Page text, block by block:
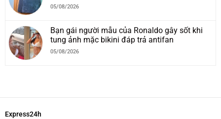
05/08/2026
Bạn gái người mẫu của Ronaldo gây sốt khi
tung ảnh mặc bikini đáp trả antifan
05/08/2026
Express24h